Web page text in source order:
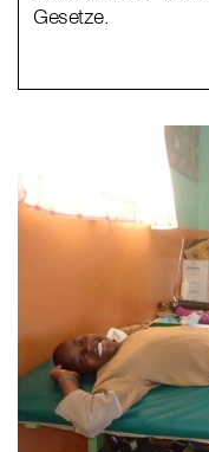
Gesetze.